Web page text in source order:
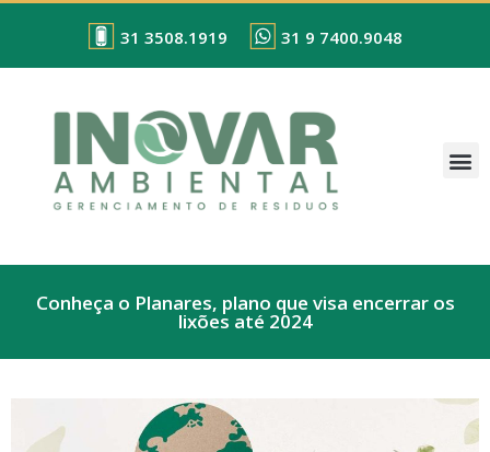
31 3508.1919 31 9 7400.9048
Conheça o Planares, plano que visa encerrar os
lixões até 2024